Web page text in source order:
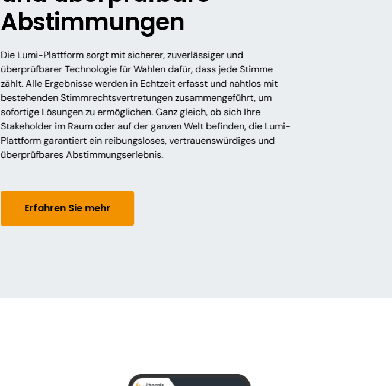
Abstimmungen
Die Lumi-Plattform sorgt mit sicherer, zuverlässiger und
überprüfbarer Technologie für Wahlen dafür, dass jede Stimme
zählt. Alle Ergebnisse werden in Echtzeit erfasst und nahtlos mit
bestehenden Stimmrechtsvertretungen zusammengeführt, um
sofortige Lösungen zu ermöglichen. Ganz gleich, ob sich Ihre
Stakeholder im Raum oder auf der ganzen Welt befinden, die Lumi-
Plattform garantiert ein reibungsloses, vertrauenswürdiges und
überprüfbares Abstimmungserlebnis.
Erfahren Sie mehr